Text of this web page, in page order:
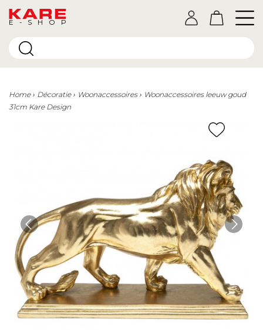
E-SHOP
Home Décoratie Woonaccessoires
Woonaccessoires leeuw goud
31cm Kare Design